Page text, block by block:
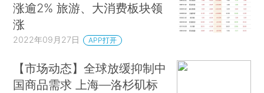
涨逾2% 旅游、大消费板块领
涨
2022年09月27日 APP打开
【市场动态】全球放缓抑制中
国商品需求 上海—洛杉矶标